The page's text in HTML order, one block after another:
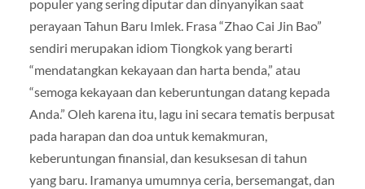
populer yang sering diputar dan dinyanyikan saat
perayaan Tahun Baru Imlek. Frasa “Zhao Cai Jin Bao”
sendiri merupakan idiom Tiongkok yang berarti
“mendatangkan kekayaan dan harta benda,” atau
“semoga kekayaan dan keberuntungan datang kepada
Anda.” Oleh karena itu, lagu ini secara tematis berpusat
pada harapan dan doa untuk kemakmuran,
keberuntungan finansial, dan kesuksesan di tahun
yang baru. Iramanya umumnya ceria, bersemangat, dan